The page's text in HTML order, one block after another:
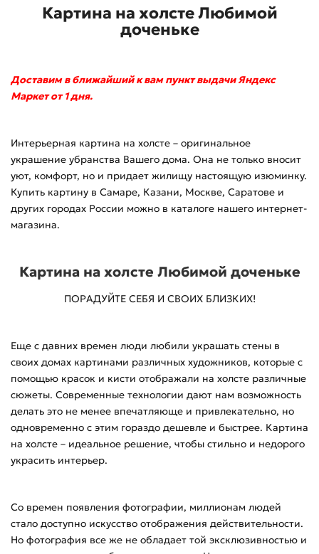
Картина на холсте Любимой
доченьке
Доставим в ближайший к вам пункт выдачи Яндекс
Маркет от 1 дня.
Интерьерная картина на холсте – оригинальное
украшение убранства Вашего дома. Она не только вносит
уют, комфорт, но и придает жилищу настоящую изюминку.
Купить картину в Самаре, Казани, Москве, Саратове и
других городах России можно в каталоге нашего интернет-
магазина.
Картина на холсте Любимой доченьке
ПОРАДУЙТЕ СЕБЯ И СВОИХ БЛИЗКИХ!
Еще с давних времен люди любили украшать стены в
своих домах картинами различных художников, которые с
помощью красок и кисти отображали на холсте различные
сюжеты. Современные технологии дают нам возможность
делать это не менее впечатляюще и привлекательно, но
одновременно с этим гораздо дешевле и быстрее. Картина
на холсте – идеальное решение, чтобы стильно и недорого
украсить интерьер.
Со времен появления фотографии, миллионам людей
стало доступно искусство отображения действительности.
Но фотография все же не обладает той эксклюзивностью и